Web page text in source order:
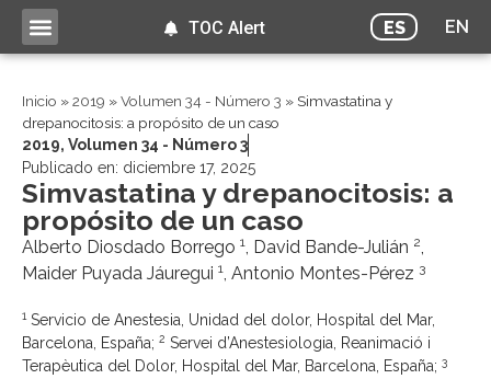
ES EN
TOC Alert
Inicio »2019 »Volumen 34 - Número 3 » Simvastatina y
drepanocitosis: a propósito de un caso
2019, Volumen 34 - Número 3
Publicado en: diciembre 17, 2025
Simvastatina y drepanocitosis: a
propósito de un caso
Alberto Diosdado Borrego 1, David Bande-Julián 2,
Maider Puyada Jáuregui 1, Antonio Montes-Pérez 3
1Servicio de Anestesia, Unidad del dolor, Hospital del Mar,
Barcelona, España; 2 Servei d’Anestesiologia, Reanimació i
Terapèutica del Dolor, Hospital del Mar, Barcelona, España; 3